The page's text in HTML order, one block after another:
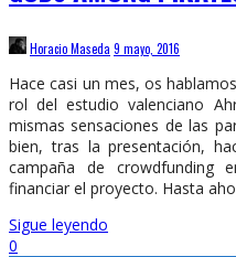
Horacio Maseda 9 mayo, 2016
Hace casi un mes, os
rol del estudio valenciano
mismas sensaciones de las
bien, tras la presentación,
campaña de crowdfunding
financiar el proyecto. Hasta
Sigue leyendo
0